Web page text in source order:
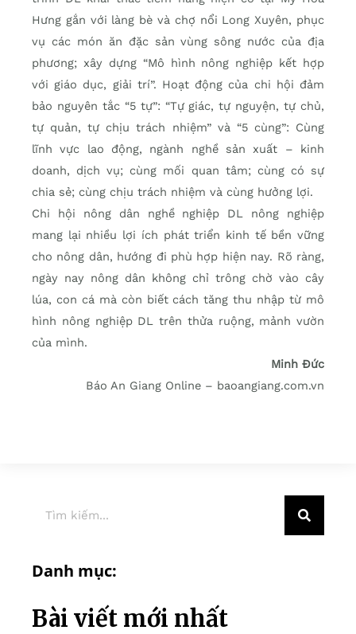
Hưng gắn với làng bè và chợ nổi Long Xuyên, phục
vụ các món ăn đặc sản vùng sông nước của địa
phương; xây dựng “Mô hình nông nghiệp kết hợp
với giáo dục, giải trí”. Hoạt động của chi hội đảm
bảo nguyên tắc “5 tự”: “Tự giác, tự nguyện, tự chủ,
tự quản, tự chịu trách nhiệm” và “5 cùng”: Cùng
lĩnh vực lao động, ngành nghề sản xuất – kinh
doanh, dịch vụ; cùng mối quan tâm; cùng có sự
chia sẻ; cùng chịu trách nhiệm và cùng hưởng lợi.
Chi hội nông dân nghề nghiệp DL nông nghiệp
mang lại nhiều lợi ích phát triển kinh tế bền vững
cho nông dân, hướng đi phù hợp hiện nay. Rõ ràng,
ngày nay nông dân không chỉ trông chờ vào cây
lúa, con cá mà còn biết cách tăng thu nhập từ mô
hình nông nghiệp DL trên thửa ruộng, mảnh vườn
của mình.
Minh Đức
Báo An Giang Online – baoangiang.com.vn
Danh mục:
Bài viết mới nhất